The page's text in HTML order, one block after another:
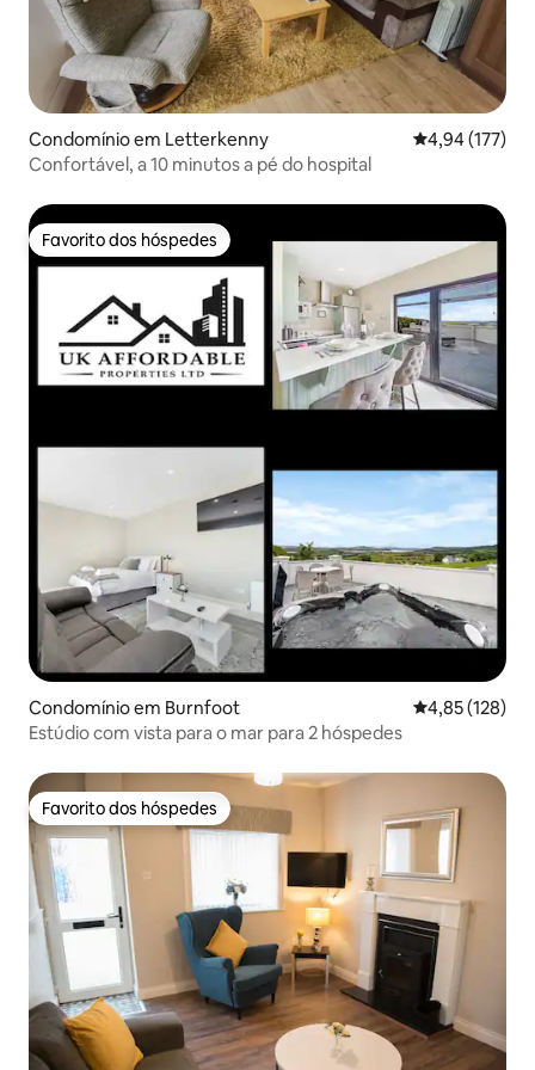
Condomínio em Letterkenny Classificação
4,94 (177)
Confortável, a 10 minutos a pé do hospital
Favorito dos hóspedes
Favorito dos hóspedes
Condomínio em Burnfoot Classificação
4,85 (128)
Estúdio com vista para o mar para 2 hóspedes
Favorito dos hóspedes
Favorito dos hóspedes